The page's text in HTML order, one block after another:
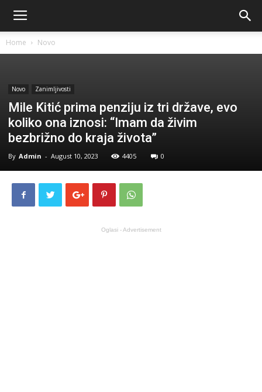
Home Novo
Novo Zanimljivosti
Mile Kitić prima penziju iz tri države, evo
koliko ona iznosi: “Imam da živim
bezbrižno do kraja života”
By Admin - August 10, 2023 4405 0
Oglasi - Advertisement